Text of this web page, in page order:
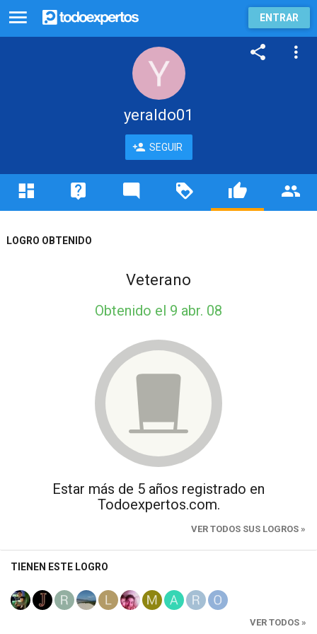
ENTRAR
yeraldo01
SEGUIR
LOGRO OBTENIDO
Veterano
Obtenido el 9 abr. 08
Estar más de 5 años registrado en
Todoexpertos.com.
VER TODOS SUS LOGROS »
TIENEN ESTE LOGRO
VER TODOS »